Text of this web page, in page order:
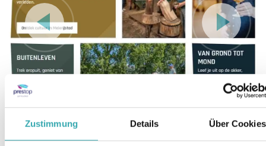
Zustimmung Details Über Cookies